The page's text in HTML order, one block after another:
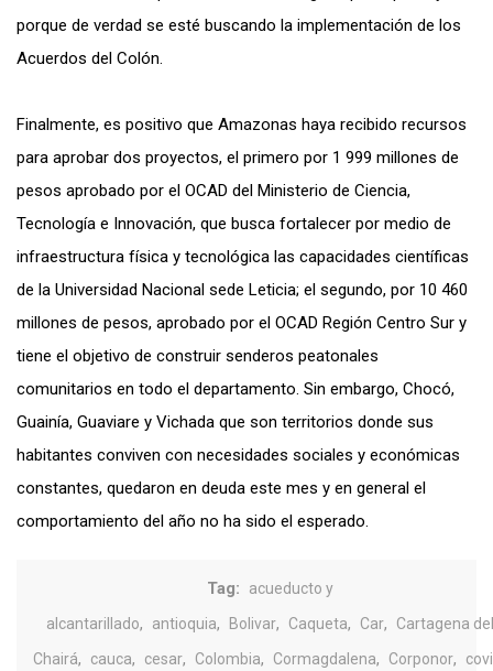
porque de verdad se esté buscando la implementación de los
Acuerdos del Colón.
Finalmente, es positivo que Amazonas haya recibido recursos
para aprobar dos proyectos, el primero por 1 999 millones de
pesos aprobado por el OCAD del Ministerio de Ciencia,
Tecnología e Innovación, que busca fortalecer por medio de
infraestructura física y tecnológica las capacidades científicas
de la Universidad Nacional sede Leticia; el segundo, por 10 460
millones de pesos, aprobado por el OCAD Región Centro Sur y
tiene el objetivo de construir senderos peatonales
comunitarios en todo el departamento. Sin embargo, Chocó,
Guainía, Guaviare y Vichada que son territorios donde sus
habitantes conviven con necesidades sociales y económicas
constantes, quedaron en deuda este mes y en general el
comportamiento del año no ha sido el esperado.
Tag:
acueducto y
alcantarillado, antioquia, Bolivar, Caqueta, Car,
Cartagena del
Chairá, cauca, cesar, Colombia, Cormagdalena, Corponor,